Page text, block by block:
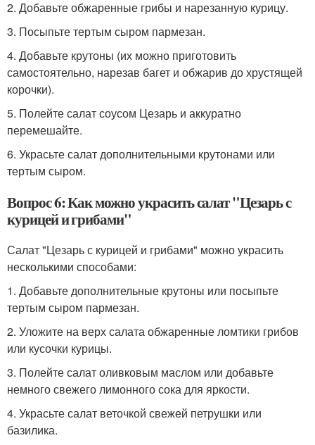
2. Добавьте обжаренные грибы и нарезанную курицу.
3. Посыпьте тертым сыром пармезан.
4. Добавьте крутоны (их можно приготовить
самостоятельно, нарезав багет и обжарив до хрустящей
корочки).
5. Полейте салат соусом Цезарь и аккуратно
перемешайте.
6. Украсьте салат дополнительными крутонами или
тертым сыром.
Вопрос 6: Как можно украсить салат "Цезарь с
курицей и грибами"
Салат "Цезарь с курицей и грибами" можно украсить
несколькими способами:
1. Добавьте дополнительные крутоны или посыпьте
тертым сыром пармезан.
2. Уложите на верх салата обжаренные ломтики грибов
или кусочки курицы.
3. Полейте салат оливковым маслом или добавьте
немного свежего лимонного сока для яркости.
4. Украсьте салат веточкой свежей петрушки или
базилика.